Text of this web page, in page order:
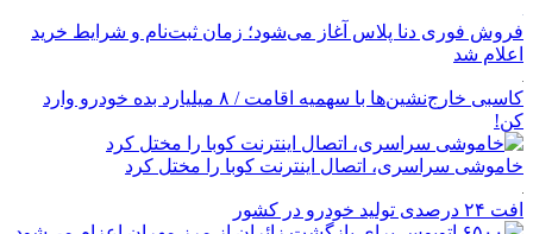
فروش فوری دنا پلاس آغاز می‌شود؛ زمان ثبت‌نام و شرایط خرید
اعلام شد
کاسبی خارج‌نشین‌ها با سهمیه اقامت / ۸ میلیارد بده خودرو وارد
کن!
خاموشی سراسری، اتصال اینترنت کوبا را مختل کرد
افت ۲۴ درصدی تولید خودرو در کشور